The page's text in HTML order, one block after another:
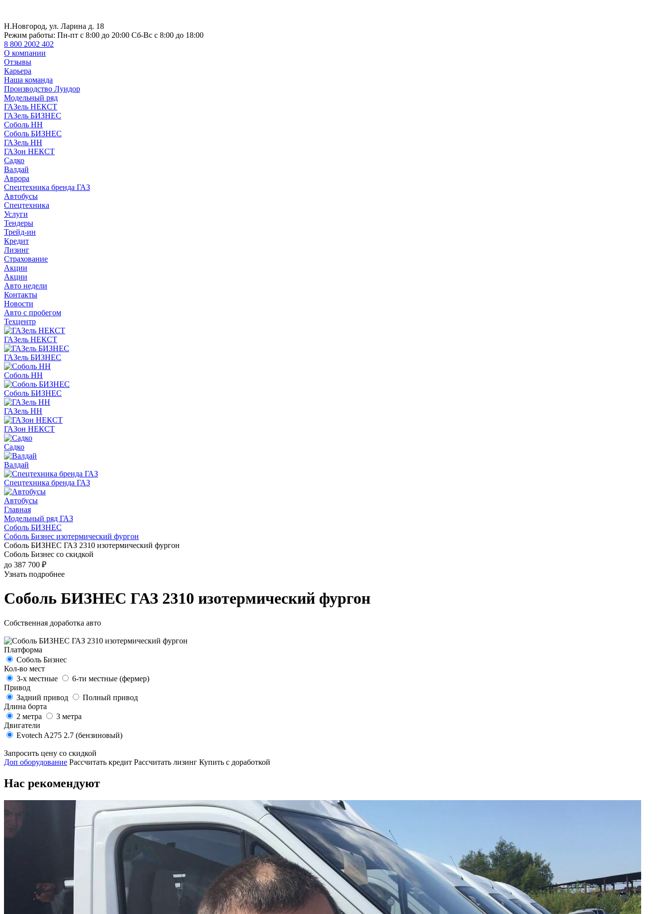
Н.Новгород, ул. Ларина д. 18
Режим работы: Пн-пт с 8:00 до 20:00 Сб-Вс с 8:00 до 18:00
8 800 2002 402
О компании
Отзывы
Карьера
Наша команда
Производство Луидор
Модельный ряд
ГАЗель НЕКСТ
ГАЗель БИЗНЕС
Соболь НН
Соболь БИЗНЕС
ГАЗель НН
ГАЗон НЕКСТ
Садко
Валдай
Аврора
Спецтехника бренда ГАЗ
Автобусы
Спецтехника
Услуги
Тендеры
Трейд-ин
Кредит
Лизинг
Страхование
Акции
Акции
Авто недели
Контакты
Новости
Авто с пробегом
Техцентр
ГАЗель НЕКСТ
ГАЗель БИЗНЕС
Соболь НН
Соболь БИЗНЕС
ГАЗель НН
ГАЗон НЕКСТ
Садко
Валдай
Спецтехника бренда ГАЗ
Автобусы
Главная
Модельный ряд ГАЗ
Соболь БИЗНЕС
Соболь Бизнес изотермический фургон
Соболь БИЗНЕС ГАЗ 2310 изотермический фургон
Соболь Бизнес со скидкой
до 387 700 ₽
Узнать подробнее
Соболь БИЗНЕС ГАЗ 2310 изотермический фургон
Собственная доработка авто
Платформа
Соболь Бизнес
Кол-во мест
3-х местные
6-ти местные (фермер)
Привод
Задний привод
Полный привод
Длина борта
2 метра
3 метра
Двигатели
Evotech A275 2.7 (бензиновый)
Запросить цену со скидкой
Доп оборудование Рассчитать кредит Рассчитать лизинг Купить с доработкой
Нас рекомендуют